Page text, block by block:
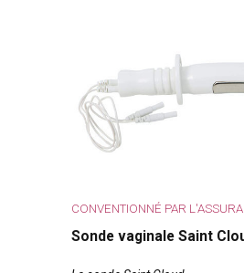
CONVENTIONNÉ PAR
Sonde vaginale Saint